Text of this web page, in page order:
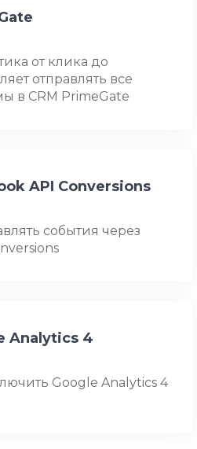
от клика до
отправлять все
в CRM PrimeGate
API Conversions
события через
Analytics 4
Google Analytics 4